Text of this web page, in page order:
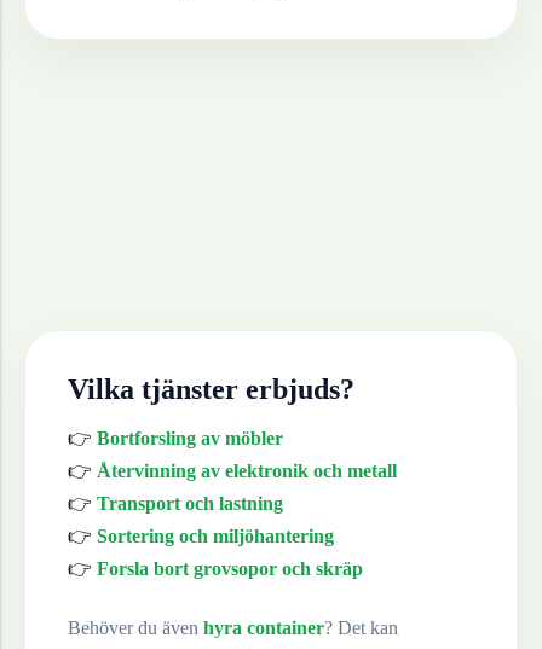
Vilka tjänster erbjuds?
👉 Bortforsling av möbler
👉 Återvinning av elektronik och metall
👉 Transport och lastning
👉 Sortering och miljöhantering
👉 Forsla bort grovsopor och skräp
Behöver du även hyra container? Det kan